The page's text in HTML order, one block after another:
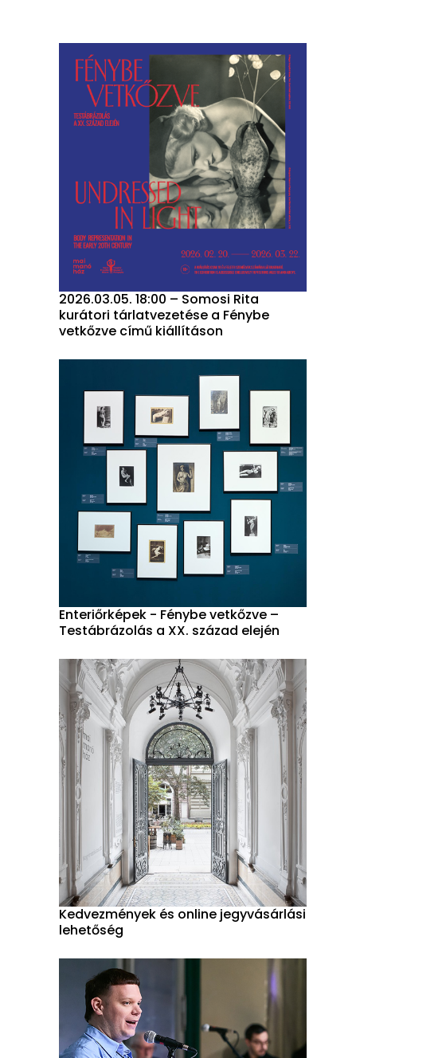
2026.03.05. 18:00 – Somosi Rita
kurátori tárlatvezetése a Fénybe
vetkőzve című kiállításon
Enteriőrképek - Fénybe vetkőzve –
Testábrázolás a XX. század elején
Kedvezmények és online jegyvásárlási
lehetőség